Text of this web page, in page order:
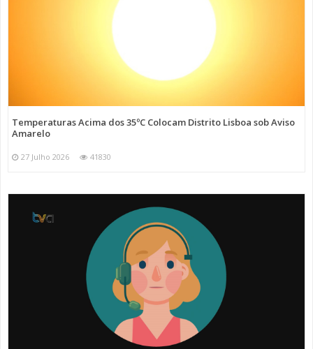
Temperaturas Acima dos 35ºC Colocam Distrito Lisboa sob Aviso
Amarelo
27 Julho 2026 41830